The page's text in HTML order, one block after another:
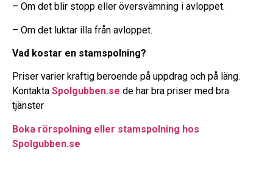
– Om det blir stopp eller översvämning i avloppet.
– Om det luktar illa från avloppet.
Vad kostar en stamspolning?
Priser varier kraftig beroende på uppdrag och på läng.
Kontakta Spolgubben.se de har bra priser med bra
tjänster
Boka rörspolning eller stamspolning hos
Spolgubben.se